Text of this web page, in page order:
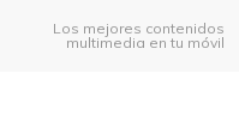
Los mejores contenidos
multimedia en tu móvil